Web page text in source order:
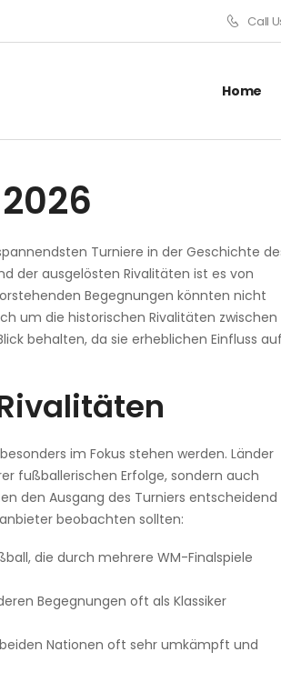
Call
Home
Turniere in der Geschichte
der ausgelösten Rivalitäten ist es von
Begegnungen könnten nicht
um die historischen Rivalitäten zwischen
behalten, da sie erheblichen Einfluss auf
im Fokus stehen werden. Länder
fußballerischen Erfolge, sondern auch
den Ausgang des Turniers entscheidend
beobachten sollten:
die durch mehrere WM-Finalspiele
Begegnungen oft als Klassiker
Nationen oft sehr umkämpft und